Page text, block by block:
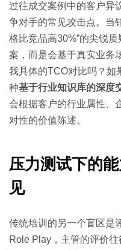
过往成交案例中的客户异
争对手的常见攻击点。当
格比竞品高30%”的尖锐
案，而是会基于真实业务
我具体的TCO对比吗？如
种基于行业知识库的深度
会根据客户的行业属性、
对性的价值陈述。
压力测试下的
见
传统培训的另一个盲区是
Role Play，主管的评价